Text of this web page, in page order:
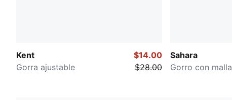
Kent
Gorra ajustable
$14.00
$28.00
Sahara
Gorro con malla